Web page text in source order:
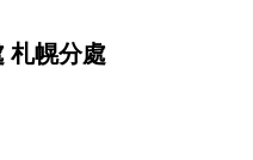
桑納州設立「駐鳳凰城辦
札幌分處